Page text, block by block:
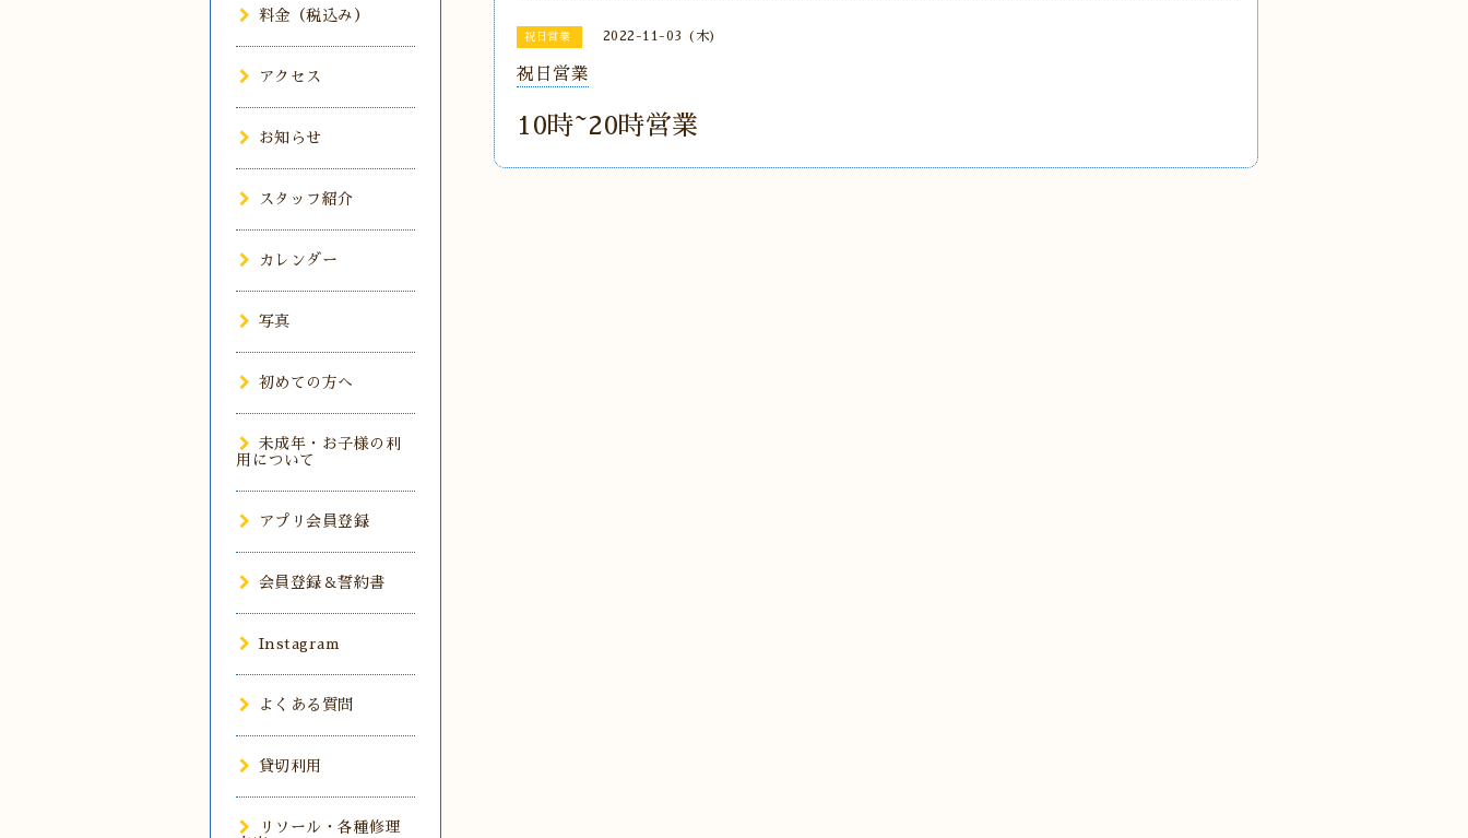
祝日営業 2022-11-03 (木)
祝日営業
10時~20時営業
料金（税込み）
アクセス
お知らせ
スタッフ紹介
カレンダー
写真
初めての方へ
未成年・お子様の利
用について
アプリ会員登録
会員登録＆誓約書
Instagram
よくある質問
貸切利用
リソール・各種修理